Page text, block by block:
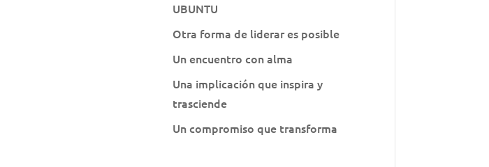
UBUNTU
Otra forma de liderar es posible
Un encuentro con alma
Una implicación que inspira y
trasciende
Un compromiso que transforma